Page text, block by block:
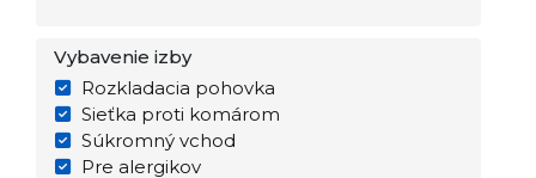
Vybavenie izby
Rozkladacia pohovka
Sieťka proti komárom
Súkromný vchod
Pre alergikov